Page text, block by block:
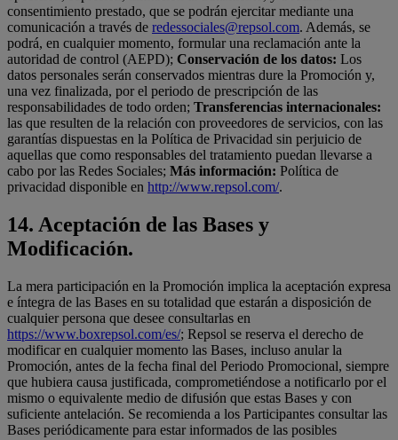
consentimiento prestado, que se podrán ejercitar mediante una
comunicación a través de redessociales@repsol.com. Además, se
podrá, en cualquier momento, formular una reclamación ante la
autoridad de control (AEPD); Conservación de los datos: Los
datos personales serán conservados mientras dure la Promoción y,
una vez finalizada, por el periodo de prescripción de las
responsabilidades de todo orden; Transferencias internacionales:
las que resulten de la relación con proveedores de servicios, con las
garantías dispuestas en la Política de Privacidad sin perjuicio de
aquellas que como responsables del tratamiento puedan llevarse a
cabo por las Redes Sociales; Más información: Política de
privacidad disponible en http://www.repsol.com/.
14. Aceptación de las Bases y
Modificación.
La mera participación en la Promoción implica la aceptación expresa
e íntegra de las Bases en su totalidad que estarán a disposición de
cualquier persona que desee consultarlas en
https://www.boxrepsol.com/es/; Repsol se reserva el derecho de
modificar en cualquier momento las Bases, incluso anular la
Promoción, antes de la fecha final del Periodo Promocional, siempre
que hubiera causa justificada, comprometiéndose a notificarlo por el
mismo o equivalente medio de difusión que estas Bases y con
suficiente antelación. Se recomienda a los Participantes consultar las
Bases periódicamente para estar informados de las posibles